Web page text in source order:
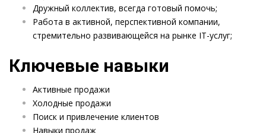
Дружный коллектив, всегда готовый помочь;
Работа в активной, перспективной компании,
стремительно развивающейся на рынке IT-услуг;
Ключевые навыки
Активные продажи
Холодные продажи
Поиск и привлечение клиентов
Навыки продаж